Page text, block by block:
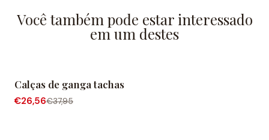
Você também pode estar interessado
em um destes
-30% de desconto
Calças de ganga tachas
€26,56€37,95